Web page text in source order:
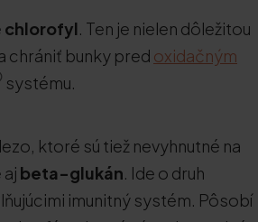
chlorofyl. Ten je nielen dôležitou
chrániť bunky pred oxidačným
systému.
ktoré sú tiež nevyhnutné na
beta-glukán. Ide o druh
imunitný systém. Pôsobí